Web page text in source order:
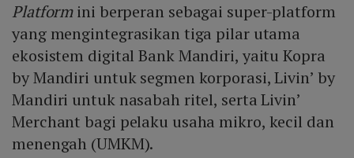
Platformini berperan sebagai super-platform
yang mengintegrasikan tiga pilar utama
ekosistem digital Bank Mandiri, yaitu Kopra
by Mandiri untuk segmen korporasi, Livin’ by
Mandiri untuk nasabah ritel, serta Livin’
Merchant bagi pelaku usaha mikro, kecil dan
menengah (UMKM).